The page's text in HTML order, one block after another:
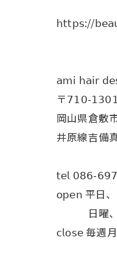
𝗁𝗍𝗍𝗉𝗌://
𝖺𝗆𝗂 𝗁𝖺𝗂𝗋
〒𝟩𝟣𝟢-
岡山県倉敷
井原線吉備
𝗍𝖾𝗅 𝟢𝟪𝟨-
𝗈𝗉𝖾𝗇 平日
日曜、
𝖼𝗅𝗈𝗌𝖾 毎週